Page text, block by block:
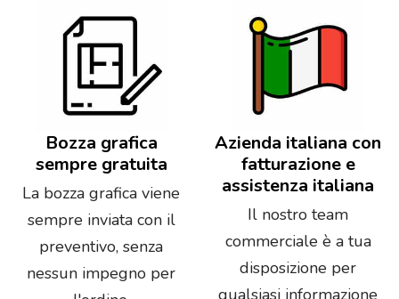
Bozza grafica
sempre gratuita
La bozza grafica viene
sempre inviata con il
preventivo, senza
nessun impegno per
Azienda italiana con
fatturazione e
assistenza italiana
Il nostro team
commerciale è a tua
disposizione per
qualsiasi informazione